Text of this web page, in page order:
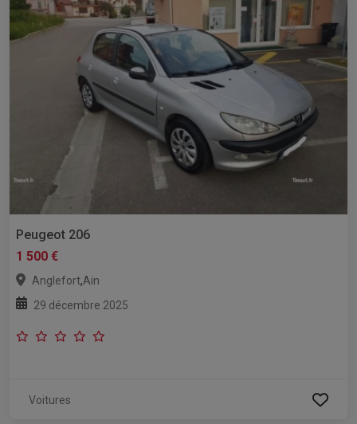
Peugeot 206
1 500 €
Anglefort,Ain
29 décembre 2025
Voitures